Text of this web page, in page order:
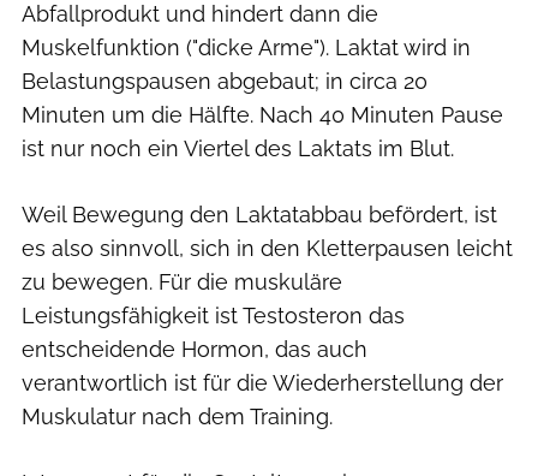
Abfallprodukt und hindert dann die
Muskelfunktion ("dicke Arme"). Laktat wird in
Belastungspausen abgebaut; in circa 20
Minuten um die Hälfte. Nach 40 Minuten Pause
ist nur noch ein Viertel des Laktats im Blut.
Weil Bewegung den Laktatabbau befördert, ist
es also sinnvoll, sich in den Kletterpausen leicht
zu bewegen. Für die muskuläre
Leistungsfähigkeit ist Testosteron das
entscheidende Hormon, das auch
verantwortlich ist für die Wiederherstellung der
Muskulatur nach dem Training.